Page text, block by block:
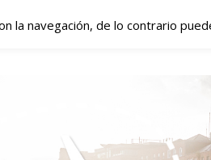
Irlanda –
la navegación, de lo contrario